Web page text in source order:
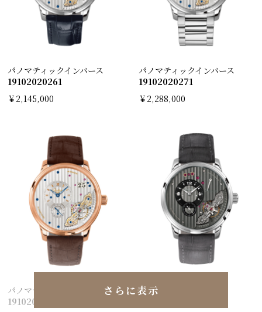
パノマティックインバース
19102020261
￥2,145,000
パノマティックインバース
19102020271
￥2,288,000
パノマティックインバース
19102010562
パノインバース
さらに表示